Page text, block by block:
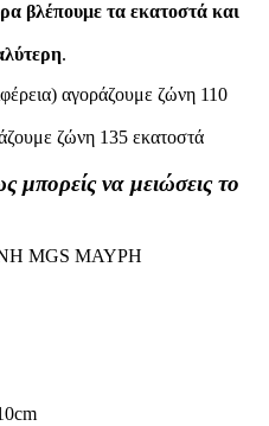
βλέπουμε τα εκατοστά και
.
αγοράζουμε ζώνη 110
ζώνη 135 εκατοστά
μπορείς να μειώσεις το